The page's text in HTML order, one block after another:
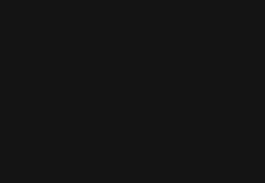
autores